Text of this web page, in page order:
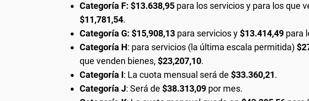
Categoría F: $13.638,95 para los servicios y para los que
$11,781,54.
Categoría G: $15,908,13 para servicios y$13.414,49 para
Categoría H: para servicios (la última escala permitida)
que venden bienes, $23,207,10.
Categoría I: La cuota mensual será de $33.360,21.
Categoría J: Será de $38.313,09 por mes.